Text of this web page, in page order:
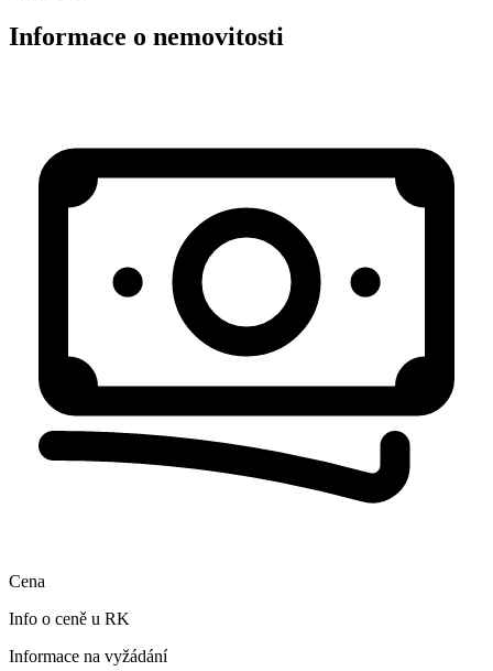
Informace o nemovitosti
Cena
Info o ceně u RK
Informace na vyžádání